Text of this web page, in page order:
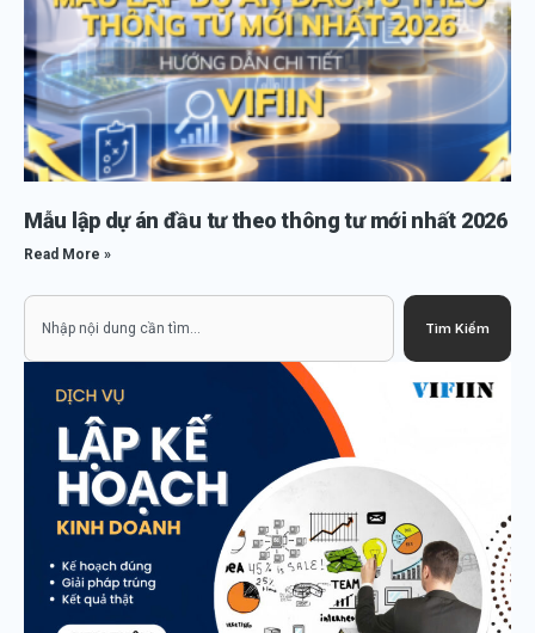
Mẫu lập dự án đầu tư theo thông tư mới nhất 2026
Read More »
Tìm Kiếm